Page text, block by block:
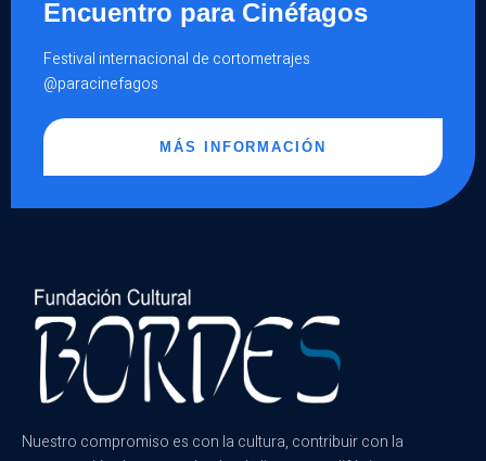
Encuentro para Cinéfagos
Festival internacional de cortometrajes
@paracinefagos
MÁS INFORMACIÓN
Nuestro compromiso es con la cultura, contribuir con la